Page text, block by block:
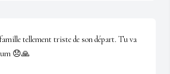
tellement triste de son départ. Tu va
😞🙏